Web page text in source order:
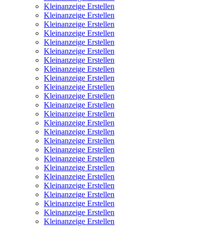
Kleinanzeige Erstellen
Kleinanzeige Erstellen
Kleinanzeige Erstellen
Kleinanzeige Erstellen
Kleinanzeige Erstellen
Kleinanzeige Erstellen
Kleinanzeige Erstellen
Kleinanzeige Erstellen
Kleinanzeige Erstellen
Kleinanzeige Erstellen
Kleinanzeige Erstellen
Kleinanzeige Erstellen
Kleinanzeige Erstellen
Kleinanzeige Erstellen
Kleinanzeige Erstellen
Kleinanzeige Erstellen
Kleinanzeige Erstellen
Kleinanzeige Erstellen
Kleinanzeige Erstellen
Kleinanzeige Erstellen
Kleinanzeige Erstellen
Kleinanzeige Erstellen
Kleinanzeige Erstellen
Kleinanzeige Erstellen
Kleinanzeige Erstellen